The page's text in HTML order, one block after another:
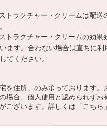
トラクチャー・クリームは配送
トラクチャー・クリームの効果
ます。合わない場合は直ちに利
てください。
を住所」のみ承っております。
場合、個人使用と認められずお
ございます。詳しくは「こちら